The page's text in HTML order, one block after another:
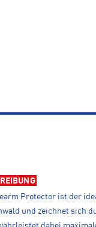
Protector ist der
und zeichnet sich